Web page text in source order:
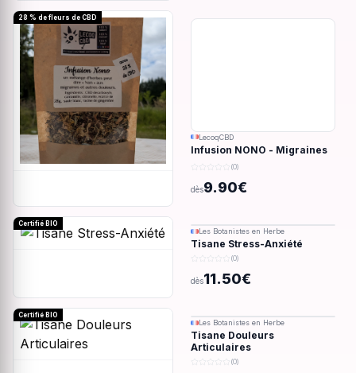
28 % de fleurs de CBD
LecoqCBD
Infusion NONO - Migraines
& douleurs - 28g
(0)
dès9.90€
Certifié BIO
Les Botanistes en Herbe
Tisane Stress-Anxiété
(0)
dès11.50€
Certifié BIO
Les Botanistes en Herbe
Tisane Douleurs
Articulaires
(0)